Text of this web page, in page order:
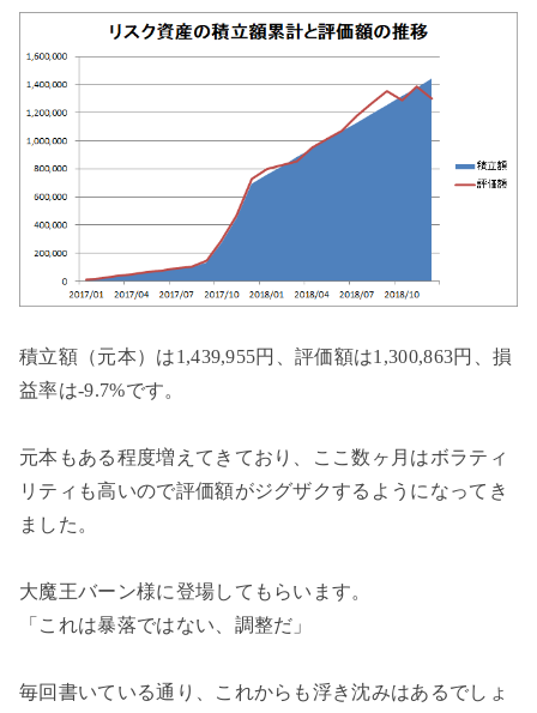
積立額（元本）は1,439,955円、評価額は1,300,863円、損
益率は-9.7%です。
元本もある程度増えてきており、ここ数ヶ月はボラティ
リティも高いので評価額がジグザクするようになってき
ました。
大魔王バーン様に登場してもらいます。
「これは暴落ではない、調整だ」
毎回書いている通り、これからも浮き沈みはあるでしょ